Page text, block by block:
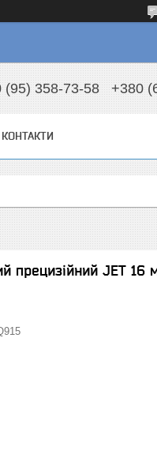
(95) 358-73-58 +380
КОНТАКТИ
прецизійний JET